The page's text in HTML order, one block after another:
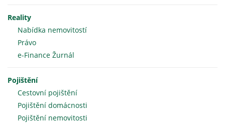
Reality
Nabídka nemovitostí
Právo
e-Finance Žurnál
Pojištění
Cestovní pojištění
Pojištění domácnosti
Pojištění nemovitosti